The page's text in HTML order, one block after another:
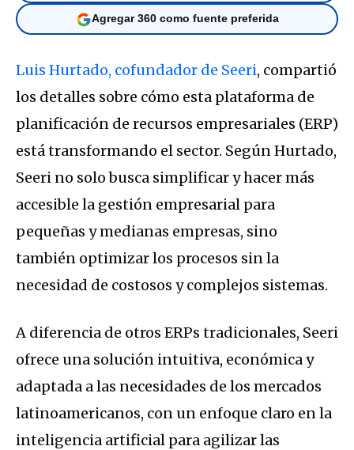
Agregar 360 como fuente preferida
Luis Hurtado, cofundador de Seeri, compartió
los detalles sobre cómo esta plataforma de
planificación de recursos empresariales (ERP)
está transformando el sector. Según Hurtado,
Seeri no solo busca simplificar y hacer más
accesible la gestión empresarial para
pequeñas y medianas empresas, sino
también optimizar los procesos sin la
necesidad de costosos y complejos sistemas.
A diferencia de otros ERPs tradicionales, Seeri
ofrece una solución intuitiva, económica y
adaptada a las necesidades de los mercados
latinoamericanos, con un enfoque claro en la
inteligencia artificial para agilizar las